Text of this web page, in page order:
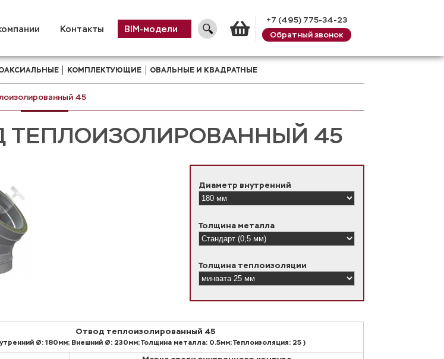
Контакты BIM-модели
Корзина
+7 (495) 775-34-23
Обратный звонок
КОМПЛЕКТУЮЩИЕ ОВАЛЬНЫЕ И КВАДРАТНЫЕ
45
ТЕПЛОИЗОЛИРОВАННЫЙ 45
Диаметр внутренний
Толщина металла
Толщина теплоизоляции
Отвод теплоизолированный 45
Ø: 180мм; Внешний Ø: 230мм; Толщина металла: 0.5мм; Теплоизоляция: 25 )